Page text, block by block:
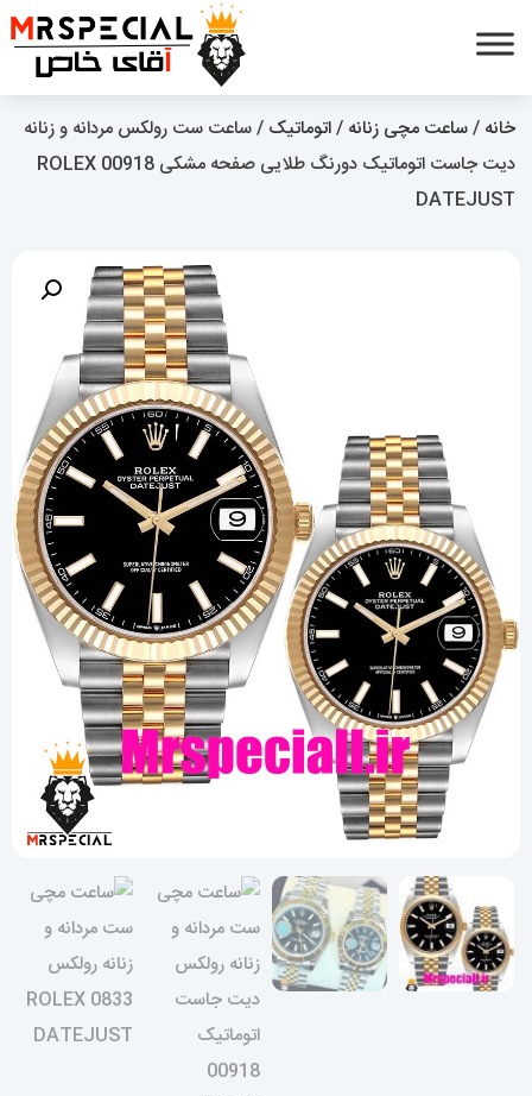
خانه /ساعت مچی زنانه /اتوماتیک / ساعت ست رولکس مردانه و زنانه
دیت جاست اتوماتیک دورنگ طلایی صفحه مشکی 00918 ROLEX
DATEJUST